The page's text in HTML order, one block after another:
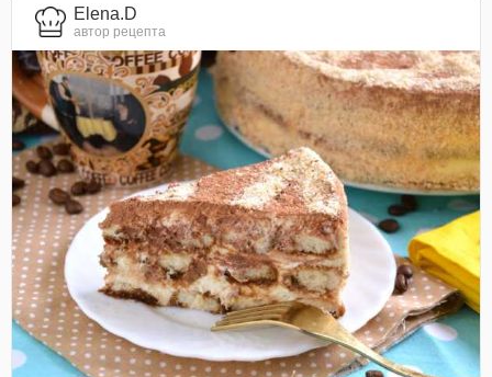
Elena.D
автор рецепта